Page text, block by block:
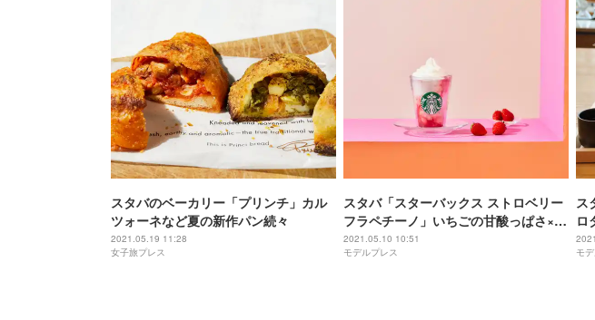
スタバのベーカリー「プリンチ」カル
ツォーネなど夏の新作パン続々
2021.05.19 11:28
女子旅プレス
スタバ「スターバックス ストロベリー
フラペチーノ」いちごの甘酸っぱさ×ミ
ルクのハーモニー
2021.05.10 10:51
モデルプレス
ス
ロ
定
モ